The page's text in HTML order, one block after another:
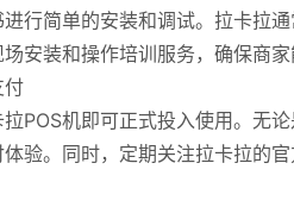
行简单的安装和调试。拉卡拉
安装和操作培训服务，确保商家
付
POS机即可正式投入使用。无
验。同时，定期关注拉卡拉的